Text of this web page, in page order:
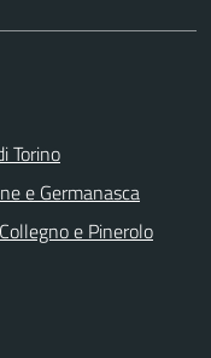
Torino
e Germanasca
e Pinerolo